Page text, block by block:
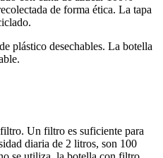
de forma ética. La tapa
plástico desechables. La botella
Un filtro es suficiente para
diaria de 2 litros, son 100